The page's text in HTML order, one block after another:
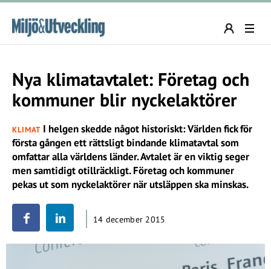
Nya klimatavtalet: Företag och
kommuner blir nyckelaktörer
KLIMATI helgen skedde något historiskt: Världen fick för
första gången ett rättsligt bindande klimatavtal som
omfattar alla världens länder. Avtalet är en viktig seger
men samtidigt otillräckligt. Företag och kommuner
pekas ut som nyckelaktörer när utsläppen ska minskas.
14 december 2015